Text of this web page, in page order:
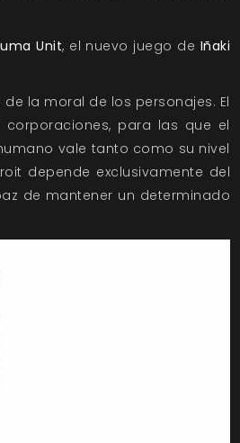
Unit, el nuevo juego de Iñaki
la moral de los personajes. El
para las que el
vale tanto como su nivel
depende exclusivamente del
de mantener un determinado